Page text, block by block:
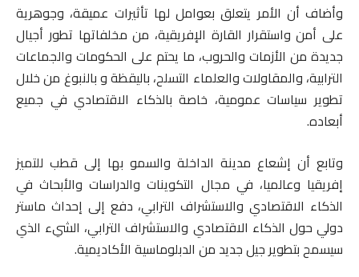
وأضاف أن الأمر يتعلق بعوامل لها تأثيرات عميقة، وجوهرية
على أمن واستقرار القارة الإفريقية، من مخلفاتها تطور أجيال
جديدة من الأزمات والحروب، ما يحتم على الحكومات والجماعات
الترابية، والمقاولات والعلماء التسلح، باليقظة و بالنبوغ من خلال
تطوير سياسات عمومية، خاصة بالذكاء الاقتصادي في جميع
أبعاده.
وتابع أن إشعاع مدينة الداخلة والسمو بها إلى قطب للتميز
إفريقيا وعالميا، في مجال التكوينات والدراسات والأبحاث في
الذكاء الاقتصادي والاستشراف الترابي، دفع إلى إحداث ماستر
دولي حول الذكاء الاقتصادي والاستشراف الترابي، الشيء الذي
سيسمح بتطوير جيل جديد من الدبلوماسية الأكاديمية.